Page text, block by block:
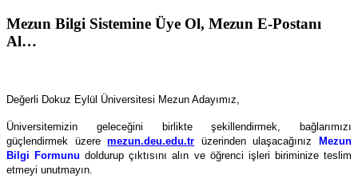
Mezun Bilgi Sistemine Üye Ol, Mezun E-Postanı
Al…
Değerli Dokuz Eylül Üniversitesi Mezun Adayımız,
Üniversitemizin geleceğini birlikte şekillendirmek, bağlarımızı
güçlendirmek üzeremezun.deu.edu.tr üzerinden ulaşacağınız
Mezun
Bilgi Formunu doldurup çıktısını alın ve öğrenci işleri biriminize teslim
etmeyi unutmayın.